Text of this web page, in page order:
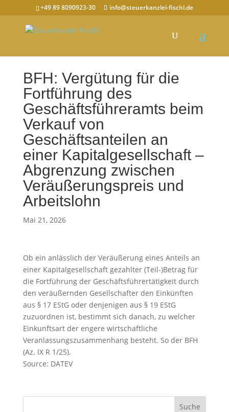
+49 89 8090923-30 info@steuerkanzlei-fischl.de
BFH: Vergütung für die
Fortführung des
Geschäftsführeramts beim
Verkauf von
Geschäftsanteilen an
einer Kapitalgesellschaft –
Abgrenzung zwischen
Veräußerungspreis und
Arbeitslohn
Mai 21, 2026
Ob ein anlässlich der Veräußerung eines Anteils an
einer Kapitalgesellschaft gezahlter (Teil-)Betrag für
die Fortführung der Geschäftsführertätigkeit durch
den veräußernden Gesellschafter den Einkünften
aus § 17 EStG oder denjenigen aus § 19 EStG
zuzuordnen ist, bestimmt sich danach, zu welcher
Einkunftsart der engere wirtschaftliche
Veranlassungszusammenhang besteht. So der BFH
(Az. IX R 1/25).
Source: DATEV